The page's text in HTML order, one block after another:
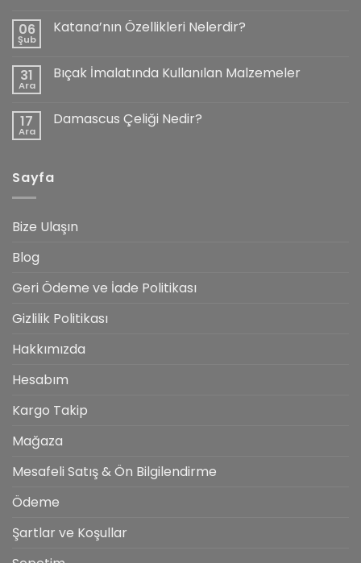
Bıçakları
Rehberi
06
Şub
Katana’nın Özellikleri Nelerdir?
Katana’nın
Özellikleri
Nelerdir?
31
Ara
Bıçak İmalatında Kullanılan Malzemeler
İmalatında
17
Ara
Damascus Çeliği Nedir?
Nedir?
Sayfa
Bize Ulaşın
Blog
Geri Ödeme ve İade Politikası
Gizlilik Politikası
Hakkımızda
Hesabım
Kargo Takip
Mağaza
Mesafeli Satış & Ön Bilgilendirme
Ödeme
Şartlar ve Koşullar